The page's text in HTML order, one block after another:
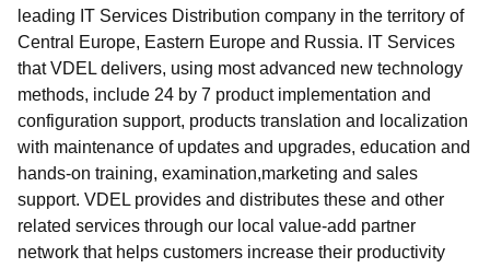
leading IT Services Distribution company in the territory of
Central Europe, Eastern Europe and Russia. IT Services
that VDEL delivers, using most advanced new technology
methods, include 24 by 7 product implementation and
configuration support, products translation and localization
with maintenance of updates and upgrades, education and
hands-on training, examination,marketing and sales
support. VDEL provides and distributes these and other
related services through our local value-add partner
network that helps customers increase their productivity